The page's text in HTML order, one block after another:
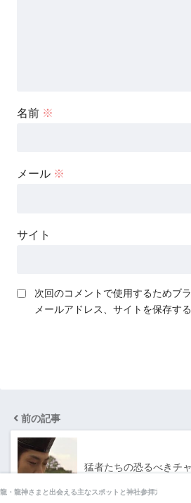
名前 ※
メール ※
サイト
次回のコメントで使用するためブ
メールアドレス、サイトを保存する
前の記事
猛者たちの恐るべきチ
龍・龍神さまと出会える主なスポットと神社参拝方法